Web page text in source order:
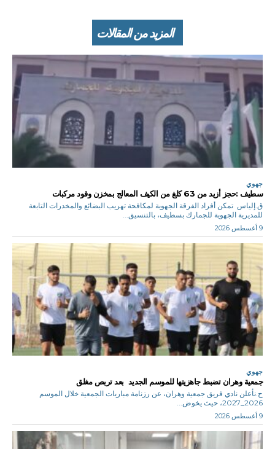
المزيد من المقالات
جهوي
سطيف :حجز أزيد من 63 كلغ من الكيف المعالج بمخزن وقود مركبات
ق.إلياس تمكن أفراد الفرقة الجهوية لمكافحة تهريب البضائع والمخدرات التابعة
للمديرية الجهوية للجمارك بسطيف، بالتنسيق...
9 أغسطس 2026
جهوي
جمعية وهران تضبط جاهزيتها للموسم الجديد بعد تربص مغلق
ح.نأعلن نادي فريق جمعية وهران، عن رزنامة مباريات الجمعية خلال الموسم
2026_2027، حيث يخوض...
9 أغسطس 2026